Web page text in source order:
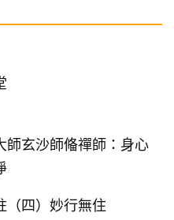
師玄沙師偹禪師：身心
（四）妙行無住